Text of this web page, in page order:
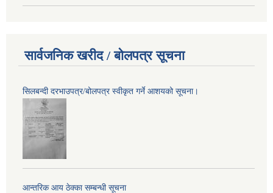
सार्वजनिक खरीद / बोलपत्र सूचना
सिलबन्दी दरभाउपत्र/बोलपत्र स्वीकृत गर्ने आशयको सूचना।
आन्तरिक आय ठेक्का सम्बन्धी सूचना